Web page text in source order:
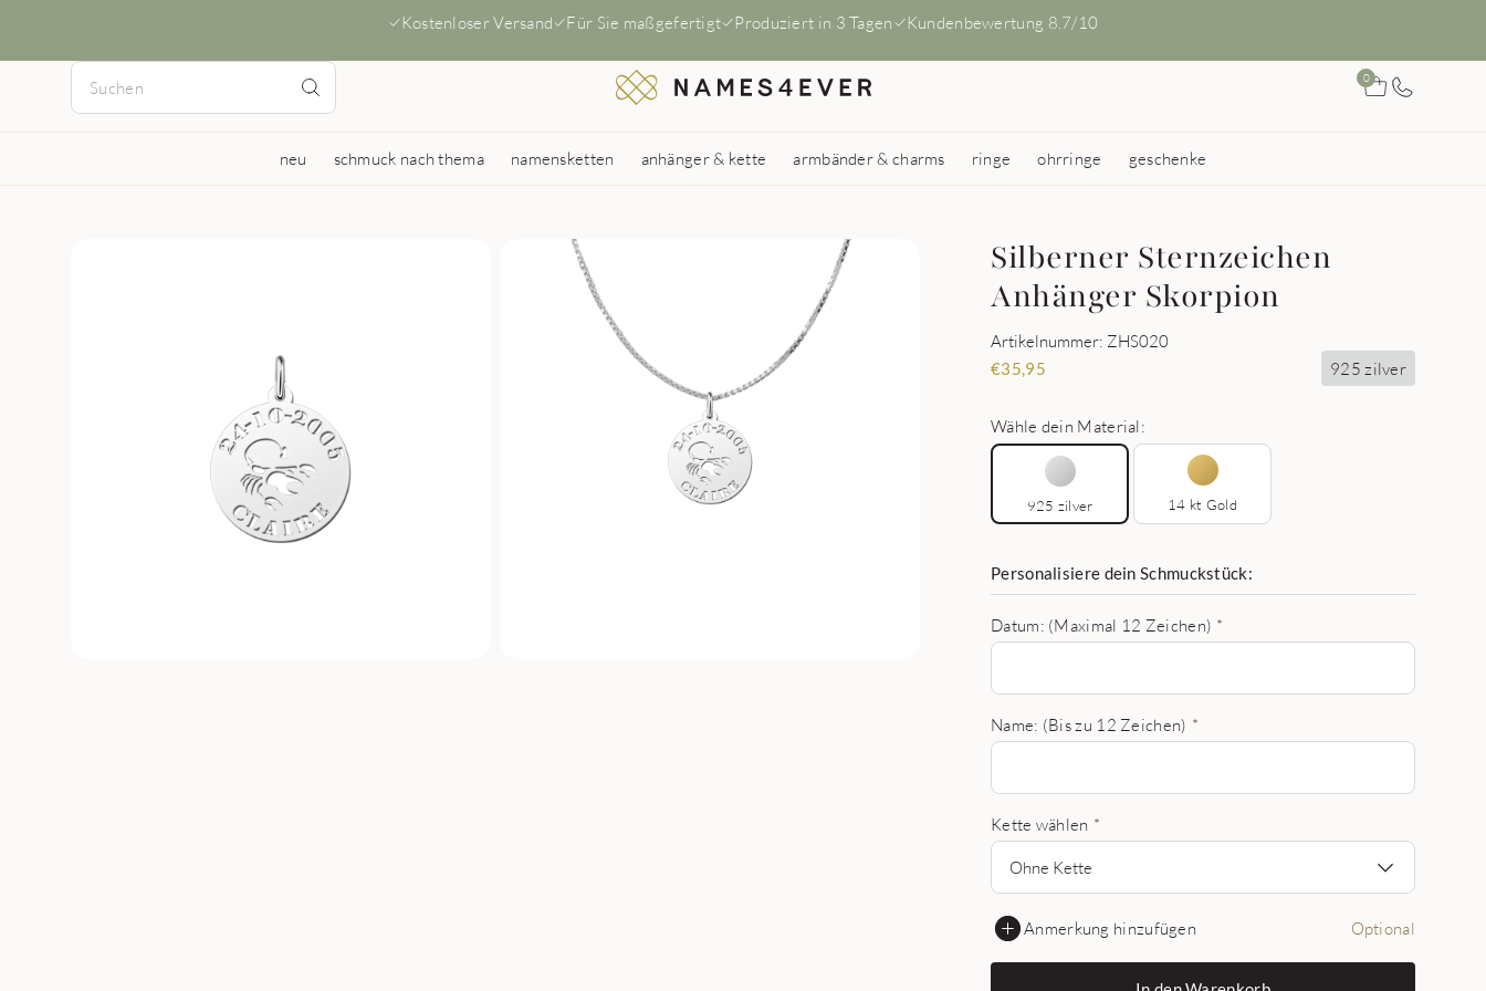
Kostenloser Versand Für Sie maßgefertigt Produziert in 3 Tagen Kundenbewertung 8.7/10
0
neu schmuck nach thema namensketten anhänger & kette armbänder & charms ringe ohrringe geschenke
Silberner Sternzeichen
Anhänger Skorpion
Artikelnummer: ZHS020
€35,95 925 zilver
Wähle dein Material:
925 zilver 14 kt Gold
Personalisiere dein Schmuckstück:
Datum: (Maximal 12 Zeichen) *
Name: (Bis zu 12 Zeichen) *
Kette wählen *
Ohne Kette
Anmerkung hinzufügen Optional